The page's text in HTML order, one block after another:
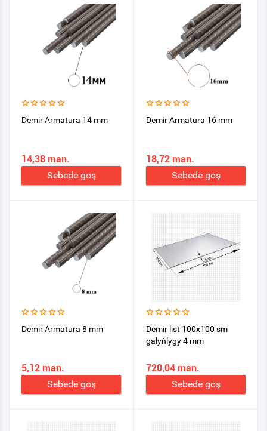
Demir Armatura 14 mm
14,38 man.
Sebede goş
Demir Armatura 16 mm
18,72 man.
Sebede goş
Demir Armatura 8 mm
5,12 man.
Sebede goş
Demir list 100x100 sm
galyňlygy 4 mm
720,04 man.
Sebede goş